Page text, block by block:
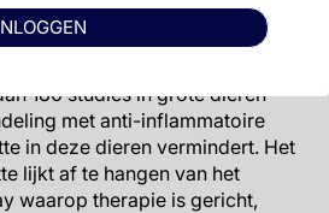
180 studies in grote dieren
met anti-inflammatoire
in deze dieren vermindert. Het
lijkt af te hangen van het
waarop therapie is gericht,